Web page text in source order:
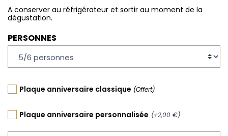
A conserver au réfrigérateur et sortir au moment de la
dégustation.
PERSONNES
Plaque anniversaire classique (Offert)
Plaque anniversaire personnalisée (+2,00 €)